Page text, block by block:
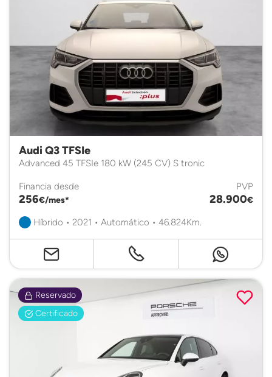
Audi Q3 TFSIe
Advanced 45 TFSIe 180 kW (245 CV) S tronic
Financia desde
256€/mes*
PVP
28.900€
Híbrido • 2021 • Automático • 46.824Km.
Reservado
Certificado